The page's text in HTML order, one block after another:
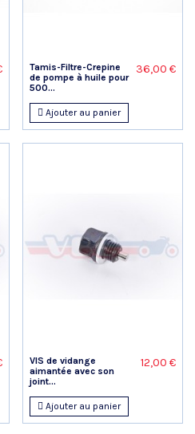
Tamis-Filtre-Crepine
de pompe à huile pour
500...
36,00 €
Ajouter au panier
VIS de vidange
aimantée avec son
joint...
12,00 €
Ajouter au panier